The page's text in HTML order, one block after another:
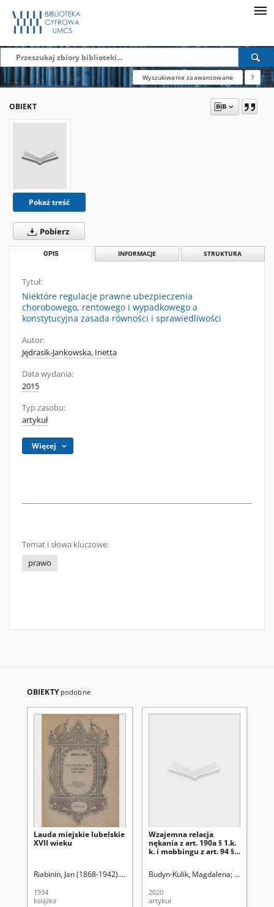
Wyszukiwanie zaawansowane ?
OBIEKT
Pokaż treść
Pobierz
OPIS INFORMACJE STRUKTURA
Tytuł:
Niektóre regulacje prawne ubezpieczenia
chorobowego, rentowego i wypadkowego a
konstytucyjna zasada równości i sprawiedliwości
Autor:
Jędrasik-Jankowska, Inetta
Data wydania:
2015
Typ zasobu:
artykuł
Więcej
Temat i słowa kluczowe:
prawo
OBIEKTY podobne
Lauda miejskie lubelskie
XVII wieku
Riabinin, Jan (1868-1942). Wyd.
1934
książka
Wzajemna relacja
nękania z art. 190a § 1.k.
k. i mobbingu z art. 94 § 2
Budyn-Kulik, Magdalena
2020
artykuł